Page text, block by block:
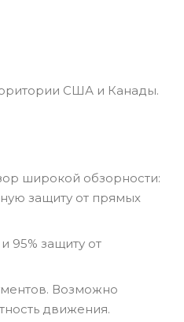
США и Канады.
широкой обзорности:
защиту от прямых
95% защиту от
Возможно
движения.